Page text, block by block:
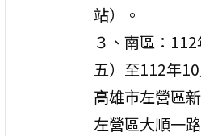
站）。
３、南區：
五）至112年
高雄市左營區
左營區大順一